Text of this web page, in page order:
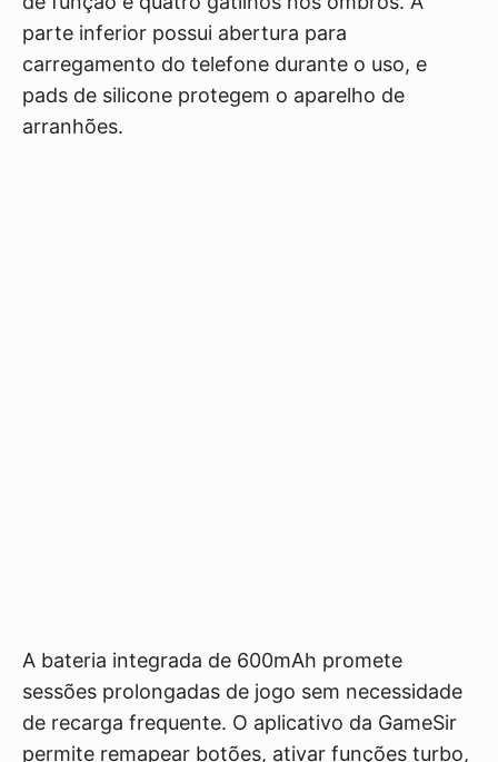
parte inferior possui abertura para
carregamento do telefone durante o uso, e
pads de silicone protegem o aparelho de
arranhões.
A bateria integrada de 600mAh promete
sessões prolongadas de jogo sem necessidade
de recarga frequente. O aplicativo da GameSir
permite remapear botões, ativar funções turbo,